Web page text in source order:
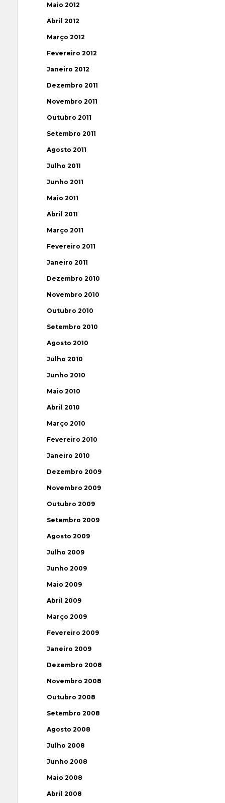
Maio 2012
Abril 2012
Março 2012
Fevereiro 2012
Janeiro 2012
Dezembro 2011
Novembro 2011
Outubro 2011
Setembro 2011
Agosto 2011
Julho 2011
Junho 2011
Maio 2011
Abril 2011
Março 2011
Fevereiro 2011
Janeiro 2011
Dezembro 2010
Novembro 2010
Outubro 2010
Setembro 2010
Agosto 2010
Julho 2010
Junho 2010
Maio 2010
Abril 2010
Março 2010
Fevereiro 2010
Janeiro 2010
Dezembro 2009
Novembro 2009
Outubro 2009
Setembro 2009
Agosto 2009
Julho 2009
Junho 2009
Maio 2009
Abril 2009
Março 2009
Fevereiro 2009
Janeiro 2009
Dezembro 2008
Novembro 2008
Outubro 2008
Setembro 2008
Agosto 2008
Julho 2008
Junho 2008
Maio 2008
Abril 2008